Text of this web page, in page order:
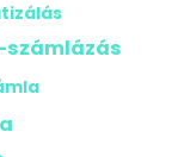
számlázás